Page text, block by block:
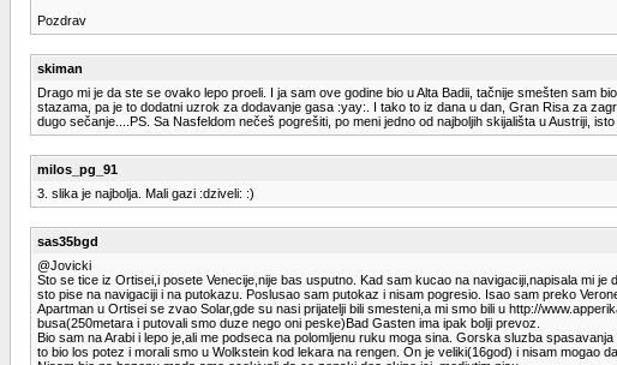
Pozdrav
skiman
Drago mi je da ste se ovako lepo proeli. I ja sam ove godine bio u Alta Badii, tačnije smešten sam
stazama, pa je to dodatni uzrok za dodavanje gasa :yay:. I tako to iz dana u dan, Gran Risa za
dugo sečanje....PS. Sa Nasfeldom nečeš pogrešiti, po meni jedno od najboljih skijališta u Austriji,
milos_pg_91
3. slika je najbolja. Mali gazi :dziveli: :)
sas35bgd
@Jovicki
Sto se tice iz Ortisei,i posete Venecije,nije bas usputno. Kad sam kucao na navigaciji,napisala mi
sto pise na navigaciji i na putokazu. Poslusao sam putokaz i nisam pogresio. Isao sam preko
Apartman u Ortisei se zvao Solar,gde su nasi prijatelji bili smesteni,a mi smo bili u http://
busa(250metara i putovali smo duze nego oni peske)Bad Gasten ima ipak bolji prevoz.
Bio sam na Arabi i lepo je,ali me podseca na polomljenu ruku moga sina. Gorska sluzba
to bio los potez i morali smo u Wolkstein kod lekara na rengen. On je veliki(16god) i nisam mogao